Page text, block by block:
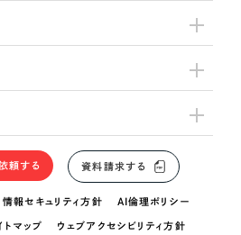
頼する 資料請求する
情報セキュリティ方針 AI倫理ポリシー
トマップ ウェブアクセシビリティ方針